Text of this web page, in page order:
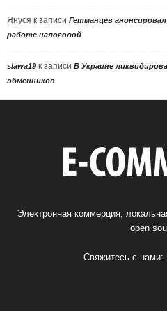
Януся к записи Гетманцев
работе налоговой
slawa19 к записи В Украине
обменников
Электронная коммерция,
open
Свяжитесь с нами: